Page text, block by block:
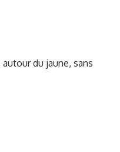
du jaune, sans